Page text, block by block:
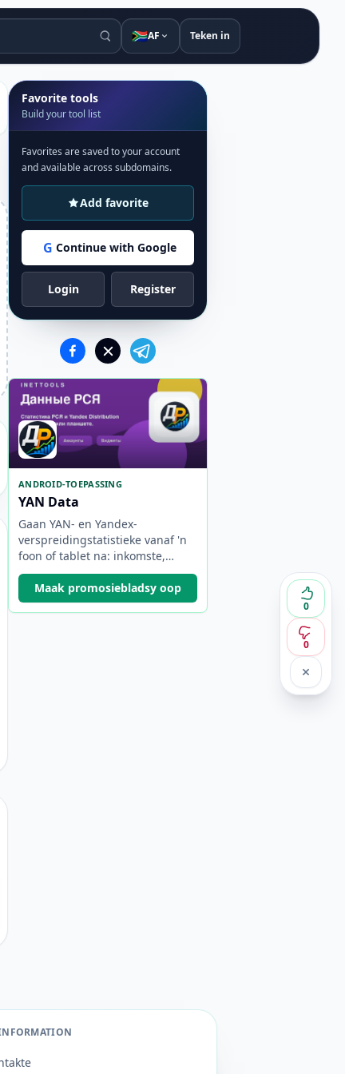
🇿🇦AF Teken in
0
0
Favorite tools
Build your tool list
Favorites are saved to your account
and available across subdomains.
Add favorite
G Continue with Google
Login Register
ANDROID-TOEPASSING
YAN Data
Gaan YAN- en Yandex-
verspreidingstatistieke vanaf 'n
foon of tablet na: inkomste,
tydperke, rekeninge, outo-verfris
en legstukke.
Maak promosiebladsy oop